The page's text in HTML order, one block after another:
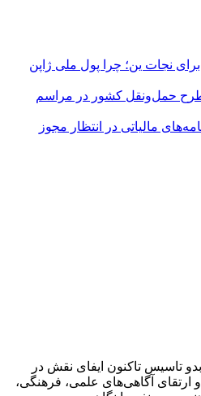
برای نجات ین؛ چرا پول ملی ژاپن
طرح حمل‌ونقل کشور در مراسم
مالیاتی در انتظار مجوز
تاسیس تاکنون ایفای نقش در
آگاهی‌های علمی، فرهنگی،